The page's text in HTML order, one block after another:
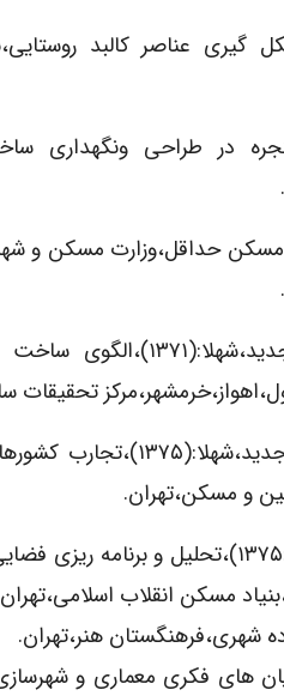
عام شکل گیری عناصر کالبد
در طراحی
حداقل،وزارت
۴)اهری،زهراوامینی
تحقیقات
۵)اهری ،زهراوامینی
و مسکن،تهران.
۶)اهری،زهراودیگران):۱۳۷۵)،تحلیل و
مسکن انقلاب
سید محسن حبیبی و دیگران:(۱۳۸۵)،شرح جریان های